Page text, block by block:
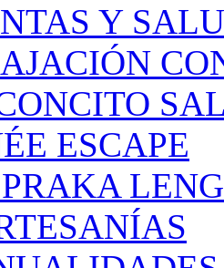
Y
ESCAPE